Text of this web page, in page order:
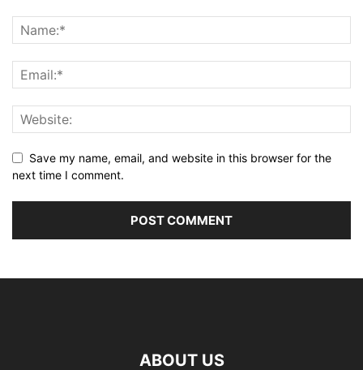
Save my name, email, and website in this browser for the
next time I comment.
ABOUT US